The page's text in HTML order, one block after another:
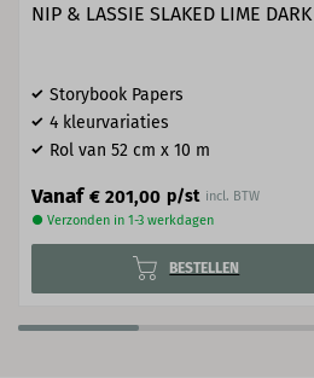
NIP & LASSIE SLAKED LIME DARK
Storybook Papers
4 kleurvariaties
Rol van 52 cm x 10 m
Vanaf € 201,00 p/st incl. BTW
● Verzonden in 1-3 werkdagen
BESTELLEN